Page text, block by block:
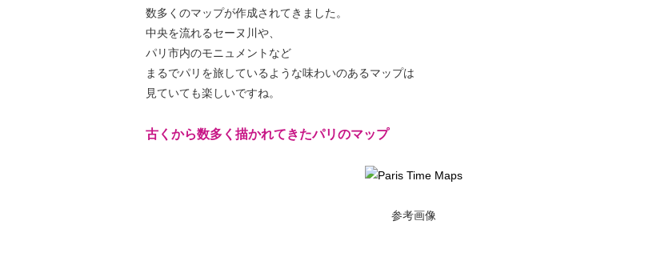
数多くのマップが作成されてきました。
中央を流れるセーヌ川や、
パリ市内のモニュメントなど
まるでパリを旅しているような味わいのあるマップは
見ていても楽しいですね。
古くから数多く描かれてきたパリのマップ
参考画像